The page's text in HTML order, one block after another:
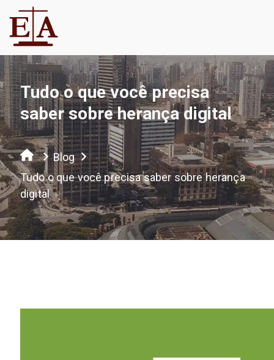
Tudo o que você precisa
saber sobre herança digital
Blog
Tudo o que você precisa saber sobre herança
digital